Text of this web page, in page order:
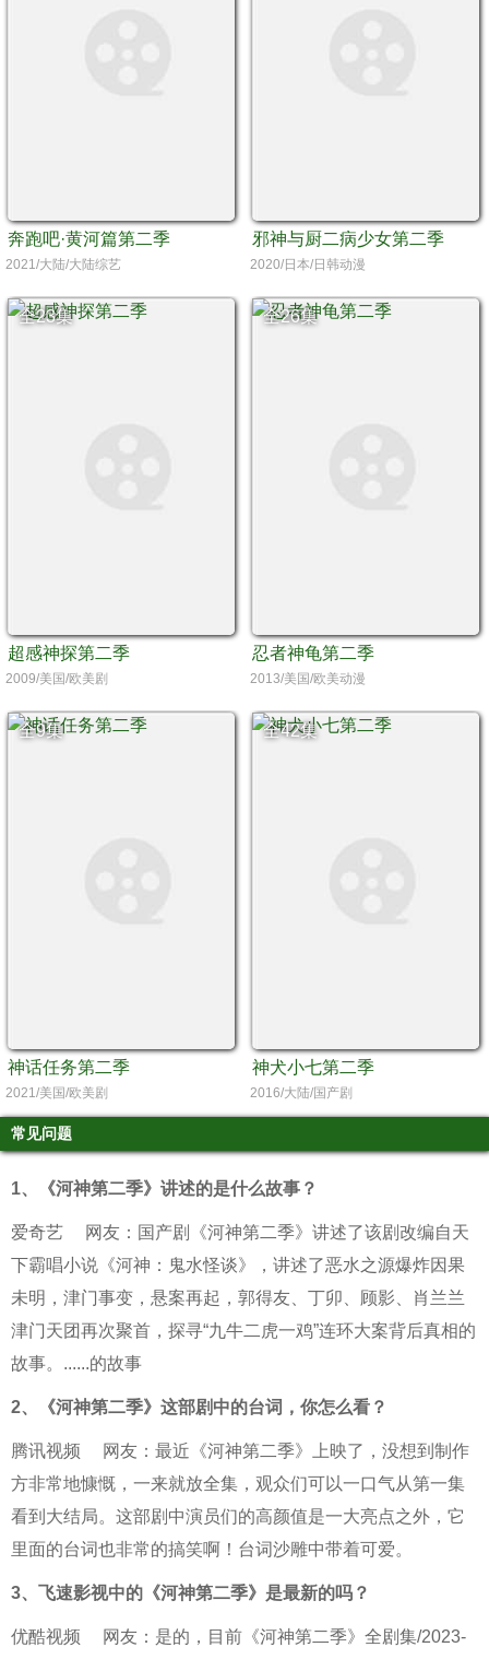
奔跑吧·黄河篇第二季
2021/大陆/大陆综艺
邪神与厨二病少女第二季
2020/日本/日韩动漫
全23集
超感神探第二季
2009/美国/欧美剧
全26集
忍者神龟第二季
2013/美国/欧美动漫
全9集
神话任务第二季
2021/美国/欧美剧
全42集
神犬小七第二季
2016/大陆/国产剧
常见问题
1、 《河神第二季》讲述的是什么故事？
爱奇艺
网友：国产剧《河神第二季》讲述了该剧改编自天
下霸唱小说《河神：鬼水怪谈》，讲述了恶水之源爆炸因果
未明，津门事变，悬案再起，郭得友、丁卯、顾影、肖兰兰
津门天团再次聚首，探寻“九牛二虎一鸡”连环大案背后真相的
故事。......的故事
2、 《河神第二季》这部剧中的台词，你怎么看？
腾讯视频
网友：最近《河神第二季》上映了，没想到制作
方非常地慷慨，一来就放全集，观众们可以一口气从第一集
看到大结局。这部剧中演员们的高颜值是一大亮点之外，它
里面的台词也非常的搞笑啊！台词沙雕中带着可爱。
3、 飞速影视中的《河神第二季》是最新的吗？
优酷视频
网友：是的，目前《河神第二季》全剧集/2023-